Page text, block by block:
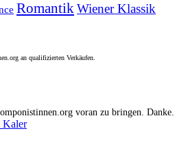
RomantikWiener Klassik
an qualifizierten Verkäufen.
voran zu bringen. Danke.
Kaler